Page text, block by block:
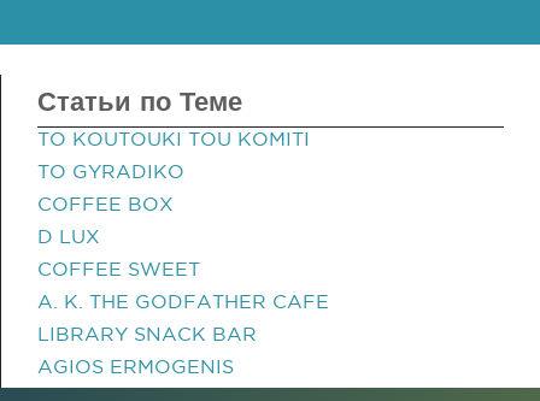
Статьи по Теме
TO KOUTOUKI TOU KOMITI
TO GYRADIKO
COFFEE BOX
D LUX
COFFEE SWEET
A. K. THE GODFATHER CAFE
LIBRARY SNACK BAR
AGIOS ERMOGENIS